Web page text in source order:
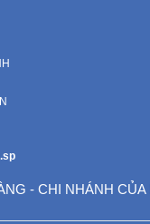
- CHI NHÁNH CỦA